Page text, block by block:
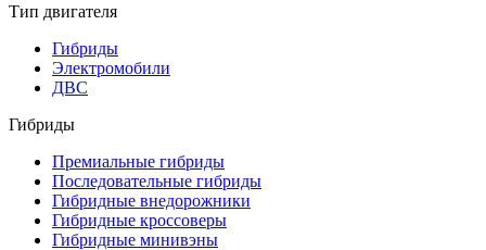
Тип двигателя
Гибриды
Электромобили
ДВС
Гибриды
Премиальные гибриды
Последовательные гибриды
Гибридные внедорожники
Гибридные кроссоверы
Гибридные минивэны